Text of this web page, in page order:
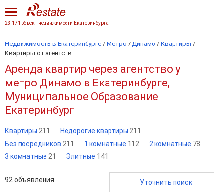
23 171 объект недвижимости Екатеринбурга
Недвижимость в Екатеринбурге / Метро / Динамо / Квартиры /
Квартиры от агентств
Аренда квартир через агентство у
метро Динамо в Екатеринбурге,
Муниципальное Образование
Екатеринбург
Квартиры 211 Недорогие квартиры 211
Без посредников 211 1 комнатные 112 2 комнатные 78
3 комнатные 21 Элитные 141
92 объявления Уточнить поиск